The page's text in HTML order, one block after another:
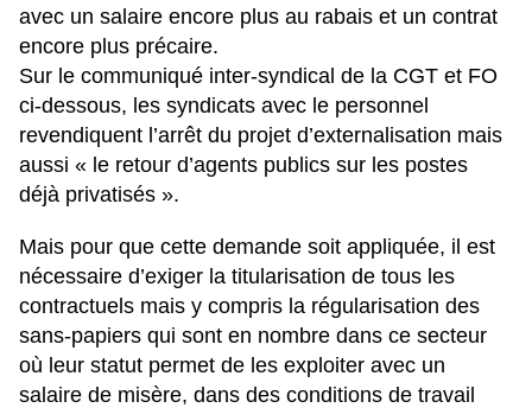
avec un salaire encore plus au rabais et un contrat
encore plus précaire.
Sur le communiqué inter-syndical de la CGT et FO
ci-dessous, les syndicats avec le personnel
revendiquent l’arrêt du projet d’externalisation mais
aussi « le retour d’agents publics sur les postes
déjà privatisés ».
Mais pour que cette demande soit appliquée, il est
nécessaire d’exiger la titularisation de tous les
contractuels mais y compris la régularisation des
sans-papiers qui sont en nombre dans ce secteur
où leur statut permet de les exploiter avec un
salaire de misère, dans des conditions de travail